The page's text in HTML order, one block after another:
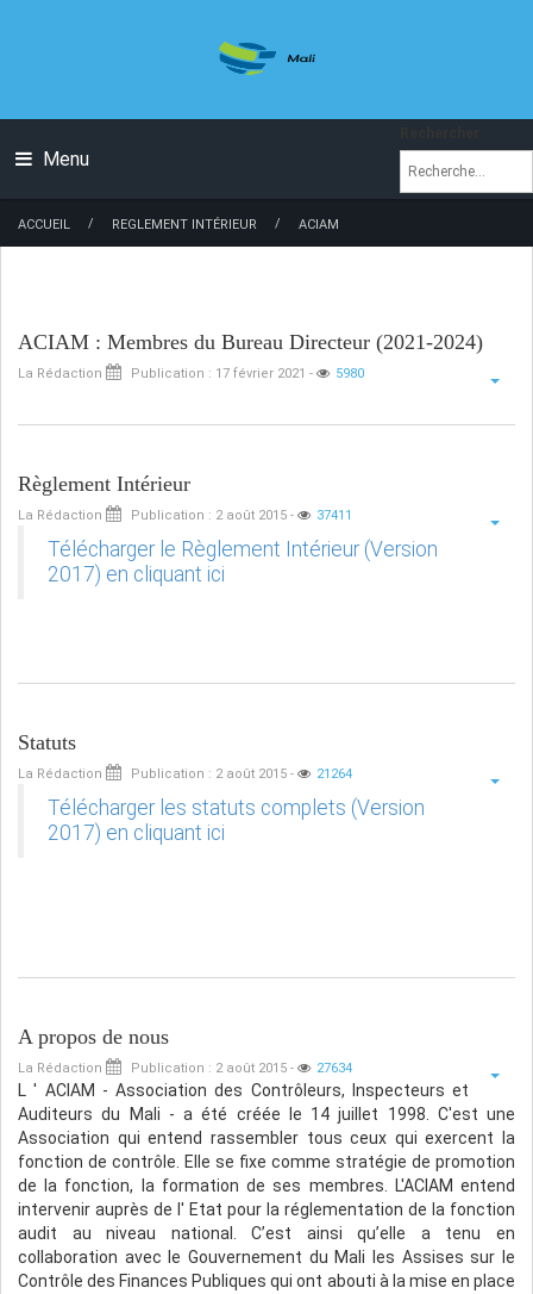
Menu
ACCUEIL / REGLEMENT INTÉRIEUR / ACIAM
UFAI BAMAKO 2022 : Conférence de presse
La Rédaction Publication : 22 juin 2022 - 10198
Reportée en 2020 pour cause de crise sanitaire due à
la maladie à coronavirus, la 14e Conférence
internationale de l’Union Francophone de l’Audit
Interne (UFAI) est prévue à Bamako les 10 et 11
octobre 2022.
Lire la suite...
ACIAM : Membres du Bureau Directeur (2021-2024)
La Rédaction Publication : 17 février 2021 - 5980
Règlement Intérieur
La Rédaction Publication : 2 août 2015 - 37411
Télécharger le Règlement Intérieur (Version
2017) en cliquant ici
Statuts
La Rédaction Publication : 2 août 2015 - 21264
Télécharger les statuts complets (Version
2017) en cliquant ici
A propos de nous
La Rédaction Publication : 2 août 2015 - 27634
L' ACIAM - Association des Contrôleurs, Inspecteurs et
Auditeurs du Mali - a été créée le 14 juillet 1998. C'est une
Association qui entend rassembler tous ceux qui exercent la
fonction de contrôle. Elle se fixe comme stratégie de promotion
de la fonction, la formation de ses membres. L'ACIAM entend
intervenir auprès de l' Etat pour la réglementation de la fonction
audit au niveau national. C’est ainsi qu’elle a tenu en
collaboration avec le Gouvernement du Mali les Assises sur le
Contrôle des Finances Publiques qui ont abouti à la mise en place